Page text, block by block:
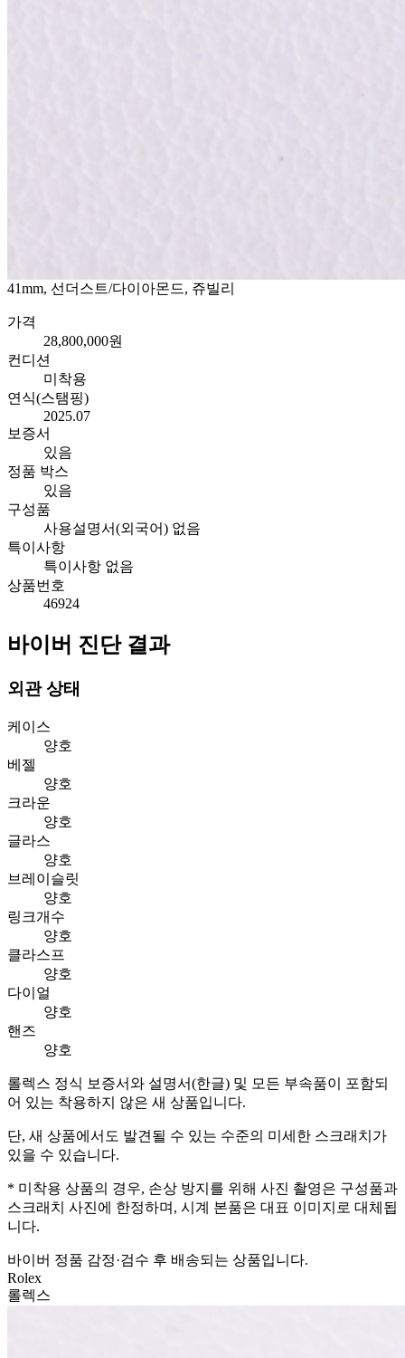
41mm, 선더스트/다이아몬드, 쥬빌리
가격
28,800,000원
컨디션
미착용
연식(스탬핑)
2025.07
보증서
있음
정품 박스
있음
구성품
사용설명서(외국어) 없음
특이사항
특이사항 없음
상품번호
46924
바이버 진단 결과
외관 상태
케이스
양호
베젤
양호
크라운
양호
글라스
양호
브레이슬릿
양호
링크개수
양호
클라스프
양호
다이얼
양호
핸즈
양호
롤렉스 정식 보증서와 설명서(한글) 및 모든 부속품이 포함되
어 있는 착용하지 않은 새 상품입니다.
단, 새 상품에서도 발견될 수 있는 수준의 미세한 스크래치가
있을 수 있습니다.
* 미착용 상품의 경우, 손상 방지를 위해 사진 촬영은 구성품과
스크래치 사진에 한정하며, 시계 본품은 대표 이미지로 대체됩
니다.
바이버 정품 감정·검수 후 배송되는 상품입니다.
Rolex
롤렉스